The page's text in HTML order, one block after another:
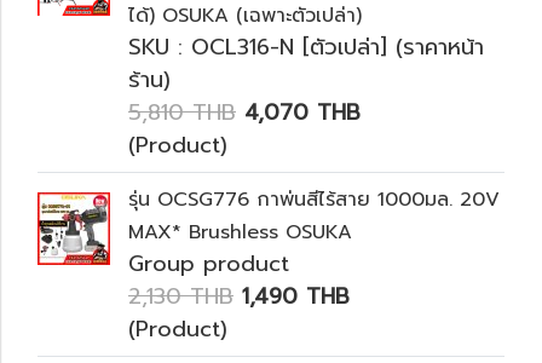
ได้) OSUKA (เฉพาะตัวเปล่า)
SKU : OCL316-N [ตัวเปล่า] (ราคาหน้า
ร้าน)
5,810 THB 4,070 THB
(Product)
รุ่น OCSG776 กาพ่นสีไร้สาย 1000มล. 20V
MAX* Brushless OSUKA
Group product
2,130 THB 1,490 THB
(Product)